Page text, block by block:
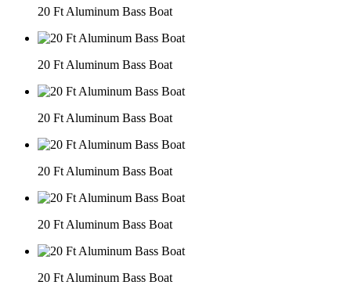
20 Ft Aluminum Bass Boat
20 Ft Aluminum Bass Boat
20 Ft Aluminum Bass Boat
20 Ft Aluminum Bass Boat
20 Ft Aluminum Bass Boat
20 Ft Aluminum Bass Boat